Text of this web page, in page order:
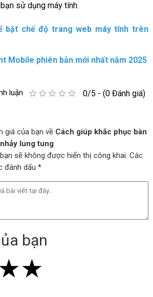
sử dụng máy tính.
bật chế độ trang web máy tính trên
Mobile phiên bản mới nhất năm 2025
0/5 - (0 Đánh giá)
luận
giá của bạn về Cách giúp khắc phục bàn
lung tung
sẽ không được hiển thị công khai. Các
đánh dấu *
bạn
★